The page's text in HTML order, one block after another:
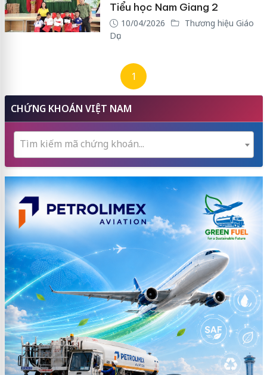
Tiểu học Nam Giang 2
10/04/2026
Thương hiệu Giáo
Dục
1
CHỨNG KHOÁN VIỆT NAM
Tìm kiếm mã chứng khoán...